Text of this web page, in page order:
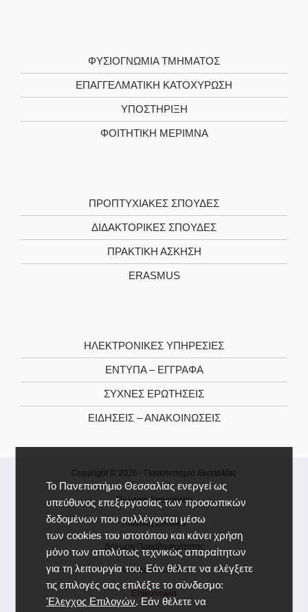
Το Πανεπιστήμιο Θεσσαλίας ενεργεί ως
υπεύθυνος επεξεργασίας των προσωπικών
δεδομένων που συλλέγονται μέσω
των cookies του ιστοτόπου και κάνει χρήση
μόνο των απολύτως τεχνικώς απαραίτητων
για τη λειτουργία του. Εάν θέλετε να ελέγξετε
τις επιλογές σας επιλέξτε το σύνδεσμο:
'Ελεγχος Επιλογών. Εάν θέλετε να
ΦΥΣΙΟΓΝΩΜΙΑ ΤΜΗΜΑΤΟΣ
ΕΠΑΓΓΕΛΜΑΤΙΚΗ ΚΑΤΟΧΥΡΩΣΗ
ΥΠΟΣΤΗΡΙΞΗ
ΦΟΙΤΗΤΙΚΗ ΜΕΡΙΜΝΑ
ΠΡΟΠΤΥΧΙΑΚΕΣ ΣΠΟΥΔΕΣ
ΔΙΔΑΚΤΟΡΙΚΕΣ ΣΠΟΥΔΕΣ
ΠΡΑΚΤΙΚΗ ΑΣΚΗΣΗ
ERASMUS
ΗΛΕΚΤΡΟΝΙΚΕΣ ΥΠΗΡΕΣΙΕΣ
ΕΝΤΥΠΑ – ΕΓΓΡΑΦΑ
ΣΥΧΝΕΣ ΕΡΩΤΗΣΕΙΣ
ΕΙΔΗΣΕΙΣ – ΑΝΑΚΟΙΝΩΣΕΙΣ
Copyright © 2026 - Πανεπιστήμιο Θεσσαλίας
Πολιτική Απορρήτου
Πολιτική Cookies
Δήλωση Προσβασιμότητας
Χάρτης Ιστοτόπου
Επικοινωνία